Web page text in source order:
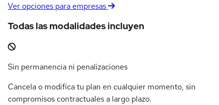
Ver opciones para empresas
Todas las modalidades incluyen
Sin permanencia ni penalizaciones
Cancela o modifica tu plan en cualquier momento, sin
compromisos contractuales a largo plazo.